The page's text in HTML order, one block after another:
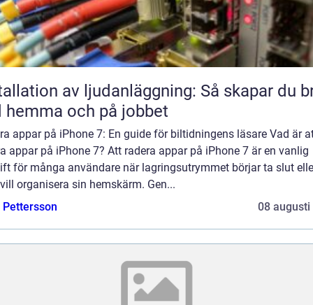
av ljudanläggning: Så skapar du
hemma och på jobbet
appar på iPhone 7: En guide för biltidningens läsare Vad är
appar på iPhone 7? Att radera appar på iPhone 7 är en vanlig
för många användare när lagringsutrymmet börjar ta slut
organisera sin hemskärm. Gen...
08 augusti